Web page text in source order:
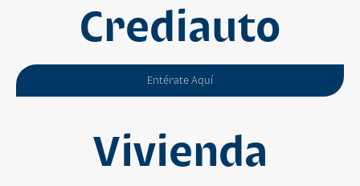
Crediauto
Entérate Aquí
Vivienda